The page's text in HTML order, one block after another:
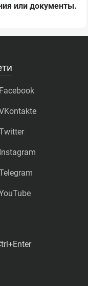
или документы.
Facebook
Instagram